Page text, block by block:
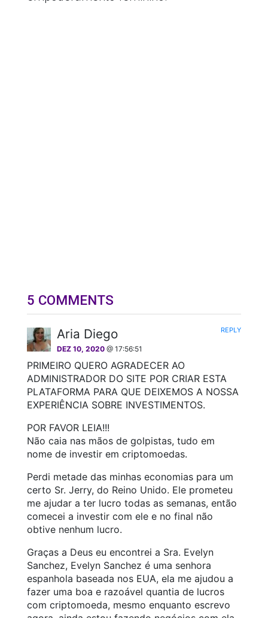
5 COMMENTS
Aria Diego
DEZ 10, 2020 @ 17:56:51
PRIMEIRO QUERO AGRADECER AO
ADMINISTRADOR DO SITE POR CRIAR ESTA
PLATAFORMA PARA QUE DEIXEMOS A NOSSA
EXPERIÊNCIA SOBRE INVESTIMENTOS.
POR FAVOR LEIA!!!
Não caia nas mãos de golpistas, tudo em
nome de investir em criptomoedas.
Perdi metade das minhas economias para um
certo Sr. Jerry, do Reino Unido. Ele prometeu
me ajudar a ter lucro todas as semanas, então
comecei a investir com ele e no final não
obtive nenhum lucro.
Graças a Deus eu encontrei a Sra. Evelyn
Sanchez, Evelyn Sanchez é uma senhora
espanhola baseada nos EUA, ela me ajudou a
fazer uma boa e razoável quantia de lucros
com criptomoeda, mesmo enquanto escrevo
REPLY